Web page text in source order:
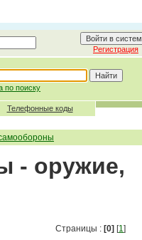
Регистрация
по поиску
Телефонные коды
- оружие,
Страницы : [0] [1]